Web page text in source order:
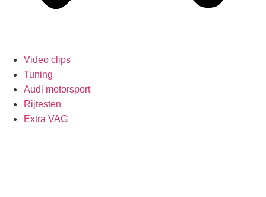
Video clips
Tuning
Audi motorsport
Rijtesten
Extra VAG